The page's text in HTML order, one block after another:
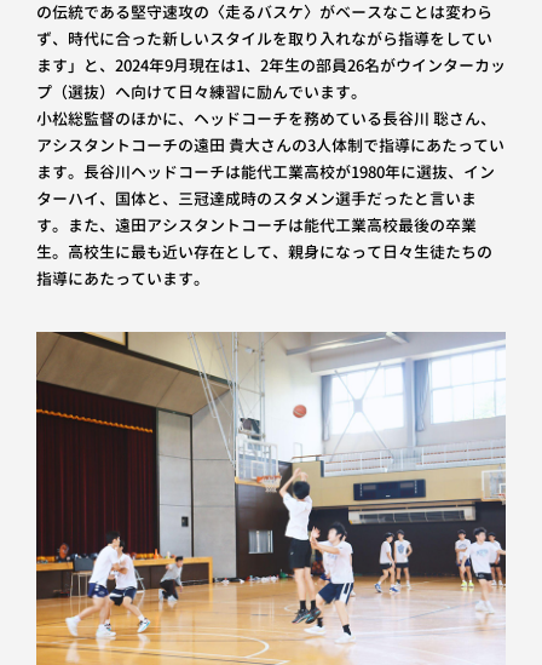
の伝統である堅守速攻の〈走るバスケ〉がベースなことは変わら
ず、時代に合った新しいスタイルを取り入れながら指導をしてい
ます」と、2024年9月現在は1、2年生の部員26名がウインターカッ
プ（選抜）へ向けて日々練習に励んでいます。
小松総監督のほかに、ヘッドコーチを務めている長谷川 聡さん、
アシスタントコーチの遠田 貴大さんの3人体制で指導にあたってい
ます。長谷川ヘッドコーチは能代工業高校が1980年に選抜、イン
ターハイ、国体と、三冠達成時のスタメン選手だったと言いま
す。また、遠田アシスタントコーチは能代工業高校最後の卒業
生。高校生に最も近い存在として、親身になって日々生徒たちの
指導にあたっています。